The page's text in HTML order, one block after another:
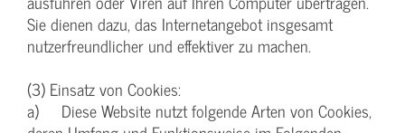
Sie dienen dazu, das Internetangebot insgesamt
nutzerfreundlicher und effektiver zu machen.
(3) Einsatz von Cookies:
a) Diese Website nutzt folgende Arten von Cookies,